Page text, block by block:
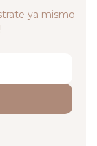
ya mismo